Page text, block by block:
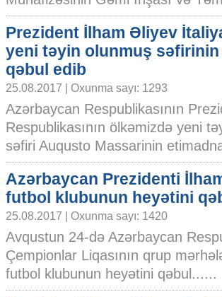
Prezident İlham Əliyev
yeni təyin olunmuş
qəbul edib
25.08.2017 | Oxunma sayı: 1293
Azərbaycan Respublikasının
Respublikasının ölkəmizdə yeni
səfiri Auqusto Massarinin
Azərbaycan Prezidenti
futbol klubunun heyətini
25.08.2017 | Oxunma sayı: 1420
Avqustun 24-də Azərbaycan
Çempionlar Liqasının qrup
futbol klubunun heyətini qəbul......